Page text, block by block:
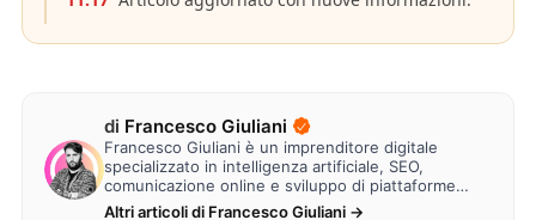
di Francesco Giuliani
Francesco Giuliani è un imprenditore digitale
specializzato in intelligenza artificiale, SEO,
comunicazione online e sviluppo di piattaforme
web. Lavora alla creazione di…
Altri articoli di Francesco Giuliani →